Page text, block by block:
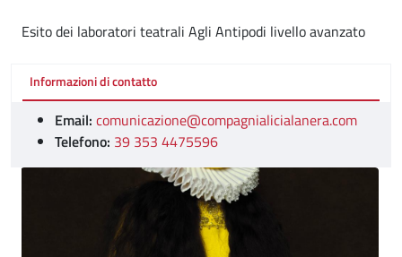
Esito dei laboratori teatrali Agli Antipodi livello avanzato
Informazioni di contatto
Email: comunicazione@compagnialicialanera.com
Telefono: 39 353 4475596